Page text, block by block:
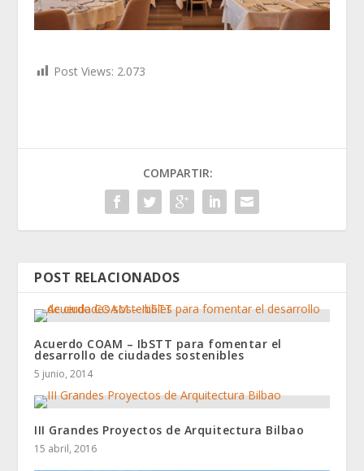
Post Views: 2.073
COMPARTIR:
POST RELACIONADOS
Acuerdo COAM – IbSTT para fomentar el
desarrollo de ciudades sostenibles
5 junio, 2014
III Grandes Proyectos de Arquitectura Bilbao
15 abril, 2016